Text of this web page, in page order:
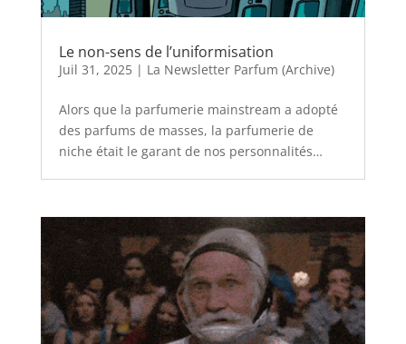
Le non-sens de l’uniformisation
Juil 31, 2025| La Newsletter Parfum (Archive)
Alors que la parfumerie mainstream a adopté
des parfums de masses, la parfumerie de
niche était le garant de nos personnalités…